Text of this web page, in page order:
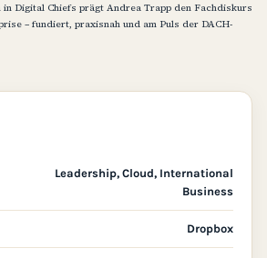
in Digital Chiefs prägt Andrea Trapp den Fachdiskurs
– fundiert, praxisnah und am Puls der DACH-
Leadership, Cloud, International
Business
Dropbox